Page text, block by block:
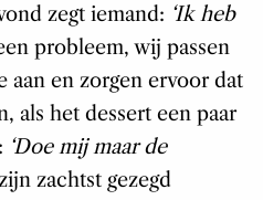
zegt iemand: ‘Ik heb
probleem, wij passen
aan en zorgen ervoor dat
als het dessert een paar
‘Doe mij maar de
zachtst gezegd